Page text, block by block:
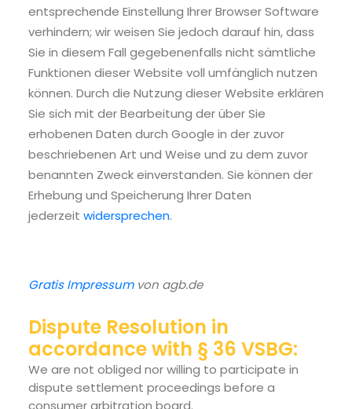
entsprechende Einstellung Ihrer Browser Software
verhindern; wir weisen Sie jedoch darauf hin, dass
Sie in diesem Fall gegebenenfalls nicht sämtliche
Funktionen dieser Website voll umfänglich nutzen
können. Durch die Nutzung dieser Website erklären
Sie sich mit der Bearbeitung der über Sie
erhobenen Daten durch Google in der zuvor
beschriebenen Art und Weise und zu dem zuvor
benannten Zweck einverstanden. Sie können der
Erhebung und Speicherung Ihrer Daten
jederzeit widersprechen.
Gratis Impressumvon agb.de
Dispute Resolution in
accordance with § 36 VSBG:
We are not obliged nor willing to participate in
dispute settlement proceedings before a
consumer arbitration board.